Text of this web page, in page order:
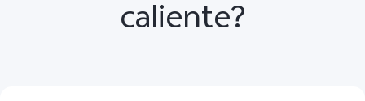
caliente?